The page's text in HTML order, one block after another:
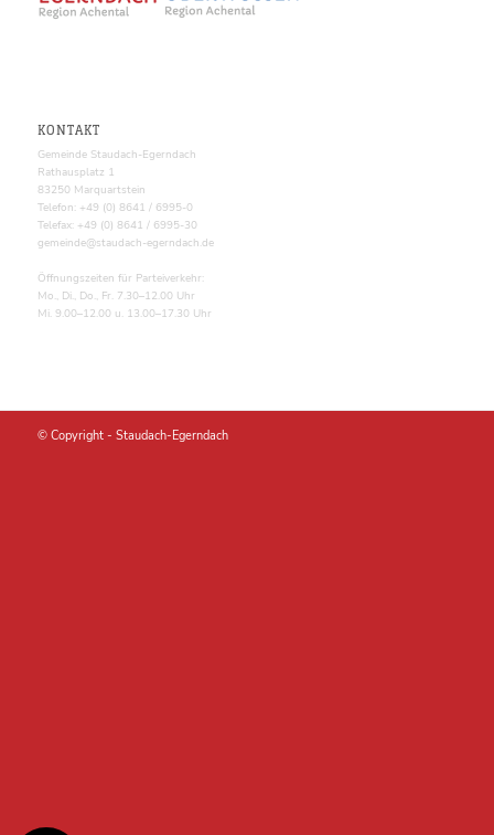
KONTAKT
Gemeinde Staudach-Egerndach
Rathausplatz 1
83250 Marquartstein
Telefon: +49 (0) 8641 / 6995-0
Telefax: +49 (0) 8641 / 6995-30
gemeinde@staudach-egerndach.de
Öffnungszeiten für Parteiverkehr:
Mo., Di., Do., Fr. 7.30–12.00 Uhr
Mi. 9.00–12.00 u. 13.00–17.30 Uhr
© Copyright - Staudach-Egerndach